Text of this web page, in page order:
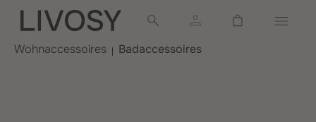
springen
Warenkorb
Wohnaccessoires
Badaccessoires